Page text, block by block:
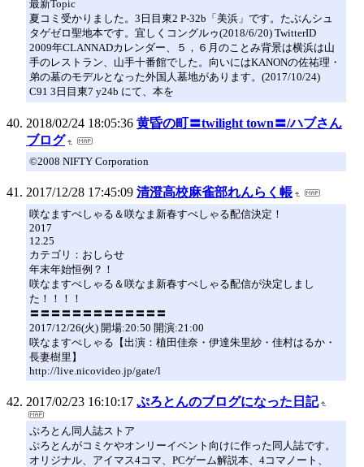
最新Topic
夏コミ受かりました。3日目東2 P-32b「美浜」です。たぶんシュ
タゲゼロ聖地本です。宜しくコングルゥ(2018/6/20) TwitterID
2009年CLANNADカレンダー、５，６月のことみ背景は横浜は山
手のレストラン、山手十番館でした。向いにはKANONの佐祐理・
弟の墓のモデルとなった外国人墓地があります。(2017/10/24)
C91 3日目東7 y24b にて、本を
2018/02/24 18:05:36 黄昏の町〓twilight town〓/ハブさん
ブログ
©2008 NIFTY Corporation
2017/12/28 17:45:09 清澄高校麻雀部れんらく帳
咲なますぺしゃる＆咲なま新春すぺしゃる配信決定！
2017
12.25
カテゴリ：おしらせ
年末年始恒例？！
咲なますぺしゃる＆咲なま新春すぺしゃる配信が決定しまし
た！！！！
〓〓〓〓〓〓〓〓〓〓〓〓〓
2017/12/26(火) 開場:20:50 開演:21:00
咲なますぺしゃる【出演：植田佳奈・伊達朱里紗・佳村はるか・
長妻樹里】
http://live.nicovideo.jp/gate/l
2017/02/23 16:10:17 ぷろとんのブログになった日記
ぷろとん同人誌ストア
ぷろとんがコミケやオンリーイベント向けに作った同人誌です。
オリジナル、アイマス4コマ、PCゲーム解説本、4コマノート、